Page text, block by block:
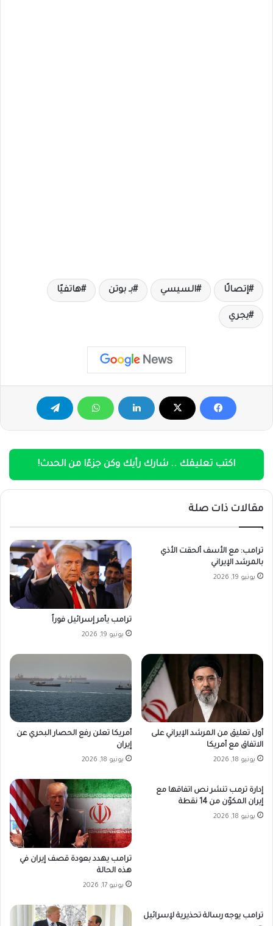
إتصالًا السيسي بـ بوتن هاتفيًا
يجري
اكتب تعليقك .. شارك رأيك وكن جزءًا من الحدث!
مقالات ذات صلة
ترامب: مع الأسف ألحقت الأذي
بالمرشد الإيراني
يونيو 19, 2026
ترامب يأمر إسرائيل فوراً
يونيو 19, 2026
أول تعليق من المرشد الإيراني على
الاتفاق مع أمريكا
يونيو 18, 2026
أمريكا تعلن رفع الحصار البحري عن
إيران
يونيو 18, 2026
إدارة ترمب تنشر نص اتفاقها مع
إيران المكوّن من 14 نقطة
يونيو 18, 2026
ترامب يهدد بعودة قصف إيران في
هذه الحالة
يونيو 17, 2026
ترامب يوجه رسالة تحذيرية لإسرائيل